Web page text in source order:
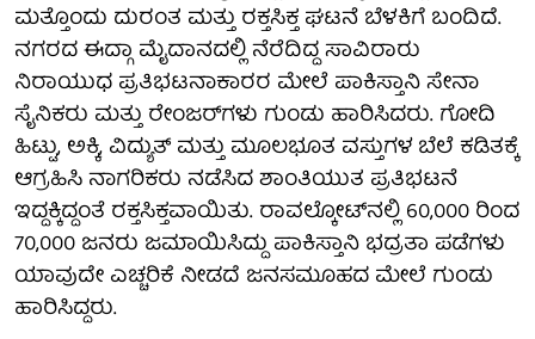
ಮತ್ತೊಂದು ದುರಂತ ಮತ್ತು ರಕ್ತಸಿಕ್ತ ಘಟನೆ ಬೆಳಕಿಗೆ ಬಂದಿದೆ.
ನಗರದ ಈದ್ಗಾ ಮೈದಾನದಲ್ಲಿ ನೆರೆದಿದ್ದ ಸಾವಿರಾರು
ನಿರಾಯುಧ ಪ್ರತಿಭಟನಾಕಾರರ ಮೇಲೆ ಪಾಕಿಸ್ತಾನಿ ಸೇನಾ
ಸೈನಿಕರು ಮತ್ತು ರೇಂಜರ್‌ಗಳು ಗುಂಡು ಹಾರಿಸಿದರು. ಗೋದಿ
ಹಿಟ್ಟು, ಅಕ್ಕಿ, ವಿದ್ಯುತ್ ಮತ್ತು ಮೂಲಭೂತ ವಸ್ತುಗಳ ಬೆಲೆ ಕಡಿತಕ್ಕೆ
ಆಗ್ರಹಿಸಿ ನಾಗರಿಕರು ನಡೆಸಿದ ಶಾಂತಿಯುತ ಪ್ರತಿಭಟನೆ
ಇದ್ದಕ್ಕಿದ್ದಂತೆ ರಕ್ತಸಿಕ್ತವಾಯಿತು. ರಾವಲ್ಕೋಟ್‌ನಲ್ಲಿ 60,000 ರಿಂದ
70,000 ಜನರು ಜಮಾಯಿಸಿದ್ದು ಪಾಕಿಸ್ತಾನಿ ಭದ್ರತಾ ಪಡೆಗಳು
ಯಾವುದೇ ಎಚ್ಚರಿಕೆ ನೀಡದೆ ಜನಸಮೂಹದ ಮೇಲೆ ಗುಂಡು
ಹಾರಿಸಿದ್ದರು.